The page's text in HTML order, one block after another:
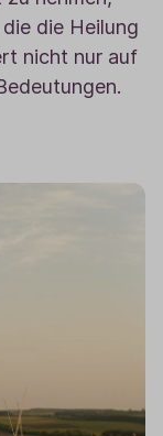
die Heilung
nicht nur auf